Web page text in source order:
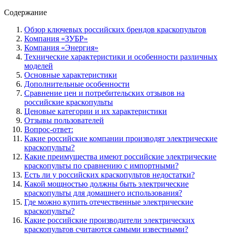
Содержание
Обзор ключевых российских брендов краскопультов
Компания «ЗУБР»
Компания «Энергия»
Технические характеристики и особенности различных
моделей
Основные характеристики
Дополнительные особенности
Сравнение цен и потребительских отзывов на
российские краскопульты
Ценовые категории и их характеристики
Отзывы пользователей
Вопрос-ответ:
Какие российские компании производят электрические
краскопульты?
Какие преимущества имеют российские электрические
краскопульты по сравнению с импортными?
Есть ли у российских краскопультов недостатки?
Какой мощностью должны быть электрические
краскопульты для домашнего использования?
Где можно купить отечественные электрические
краскопульты?
Какие российские производители электрических
краскопультов считаются самыми известными?